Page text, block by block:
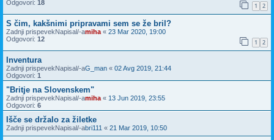
Odgovori: 18 1 2
S čim, kakšnimi pripravami sem se že bril?
Zadnji prispevekNapisal/-amiha « 23 Mar 2020, 19:00
Odgovori: 12 1 2
Inventura
Zadnji prispevekNapisal/-aG_man « 02 Avg 2019, 21:44
Odgovori: 1
"Britje na Slovenskem"
Zadnji prispevekNapisal/-amiha « 13 Jun 2019, 23:55
Odgovori: 6
Išče se držalo za žiletke
Zadnji prispevekNapisal/-abri111 « 21 Mar 2019, 10:50